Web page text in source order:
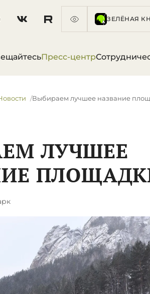
ЗЕЛЁНАЯ
Пресс-центр
Выбираем лучшее название
ЛУЧШЕЕ